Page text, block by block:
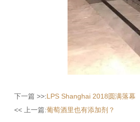
下一篇 >>:LPS Shanghai 2018圆满落幕
<< 上一篇:葡萄酒里也有添加剂？